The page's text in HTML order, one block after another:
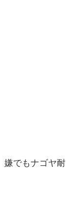
嫌でもナゴヤ耐